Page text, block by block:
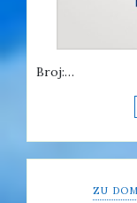
Broj:…
ZU